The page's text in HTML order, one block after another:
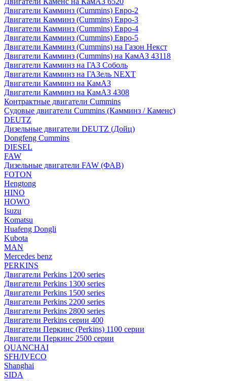
Двигатели Камминз (Cummins) Евро-2
Двигатели Камминз (Cummins) Евро-3
Двигатели Камминз (Cummins) Евро-4
Двигатели Камминз (Cummins) Евро-5
Двигатели Камминз (Cummins) на Газон Некст
Двигатели Камминз (Cummins) на КамАЗ 43118
Двигатели Камминз на ГАЗ Соболь
Двигатели Камминз на ГАЗель NEXT
Двигатели Камминз на КамАЗ
Двигатели Камминз на КамАЗ 4308
Контрактные двигатели Cummins
Судовые двигатели Cummins (Камминз / Каменс)
DEUTZ
Дизельные двигатели DEUTZ (Дойц)
Dongfeng Cummins
DIESEL
FAW
Дизельные двигатели FAW (ФАВ)
FOTON
Hengtong
HINO
HOWO
Isuzu
Komatsu
Huafeng Dongli
Kubota
MAN
Mercedes benz
PERKINS
Двигатели Perkins 1200 series
Двигатели Perkins 1300 series
Двигатели Perkins 1500 series
Двигатели Perkins 2200 series
Двигатели Perkins 2800 series
Двигатели Perkins серии 400
Двигатели Перкинс (Perkins) 1100 серии
Двигатели Перкинс 2500 серии
QUANCHAI
SFH/IVECO
Shanghai
SIDA